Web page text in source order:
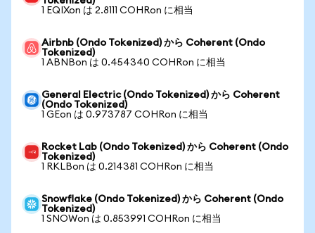
1 EQIXon は 2.8111 COHRon に相当
Airbnb (Ondo Tokenized) から Coherent (Ondo
Tokenized)
1 ABNBon は 0.454340 COHRon に相当
General Electric (Ondo Tokenized) から Coherent
(Ondo Tokenized)
1 GEon は 0.973787 COHRon に相当
Rocket Lab (Ondo Tokenized) から Coherent (Ondo
Tokenized)
1 RKLBon は 0.214381 COHRon に相当
Snowflake (Ondo Tokenized) から Coherent (Ondo
Tokenized)
1 SNOWon は 0.853991 COHRon に相当